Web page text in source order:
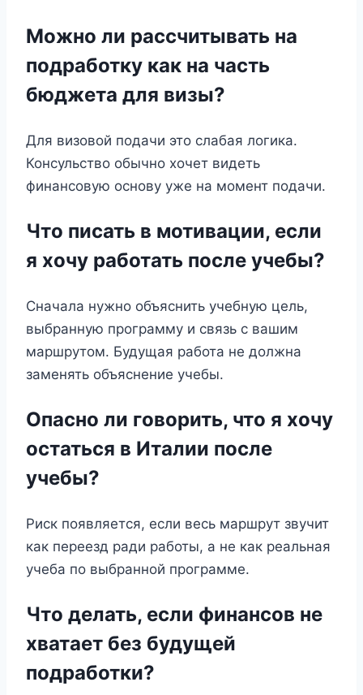
Можно ли рассчитывать на
подработку как на часть
бюджета для визы?
Для визовой подачи это слабая логика.
Консульство обычно хочет видеть
финансовую основу уже на момент подачи.
Что писать в мотивации, если
я хочу работать после учебы?
Сначала нужно объяснить учебную цель,
выбранную программу и связь с вашим
маршрутом. Будущая работа не должна
заменять объяснение учебы.
Опасно ли говорить, что я хочу
остаться в Италии после
учебы?
Риск появляется, если весь маршрут звучит
как переезд ради работы, а не как реальная
учеба по выбранной программе.
Что делать, если финансов не
хватает без будущей
подработки?